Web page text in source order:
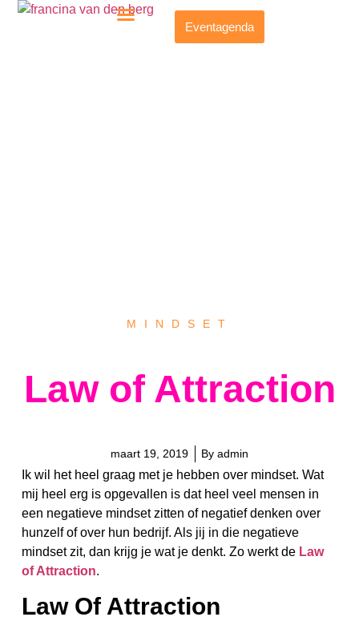
Eventagenda
MINDSET
Law of Attraction
maart 19, 2019 By admin
Ik wil het heel graag met je hebben over mindset. Wat
mij heel erg is opgevallen is dat heel veel mensen in
een negatieve mindset zitten of negatief denken over
hunzelf of over hun bedrijf. Als jij in die negatieve
mindset zit, dan krijg je wat je denkt. Zo werkt de Law
of Attraction.
Law Of Attraction